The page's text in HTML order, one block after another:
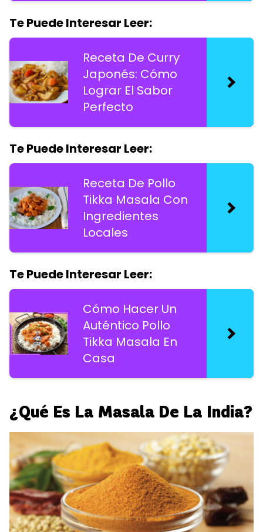
Te Puede Interesar Leer:
Receta De Curry
Japonés: Cómo
Lograr El Sabor
Perfecto
Te Puede Interesar Leer:
Receta De Pollo
Tikka Masala Con
Ingredientes
Locales
Te Puede Interesar Leer:
Cómo Hacer Un
Auténtico Pollo
Tikka Masala En
Casa
¿Qué Es La Masala De La India?